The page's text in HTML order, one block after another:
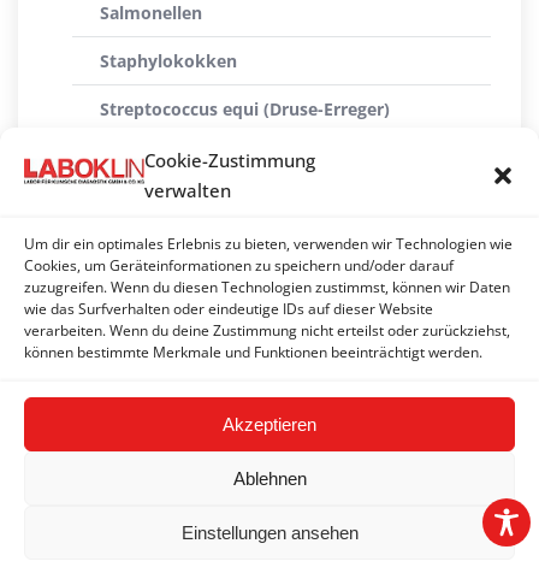
Cookie-Zustimmung
verwalten
Um dir ein optimales Erlebnis zu bieten, verwenden wir Technologien wie
Cookies, um Geräteinformationen zu speichern und/oder darauf
zuzugreifen. Wenn du diesen Technologien zustimmst, können wir Daten
wie das Surfverhalten oder eindeutige IDs auf dieser Website
verarbeiten. Wenn du deine Zustimmung nicht erteilst oder zurückziehst,
können bestimmte Merkmale und Funktionen beeinträchtigt werden.
Akzeptieren
Ablehnen
Einstellungen ansehen
Salmonellen
Staphylokokken
Streptococcus equi (Druse-Erreger)
Taylorellen
Treponema paraluiscuniculi
Yersinien
Pilze
Parasiten